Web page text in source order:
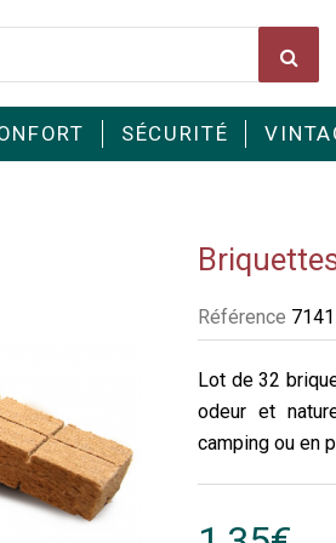
SÉCURITÉ
Référence 7141
Lot de 32
odeur et
camping ou en